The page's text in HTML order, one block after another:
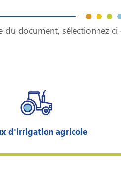
du document, sélectionnez ci-
d'irrigation agricole